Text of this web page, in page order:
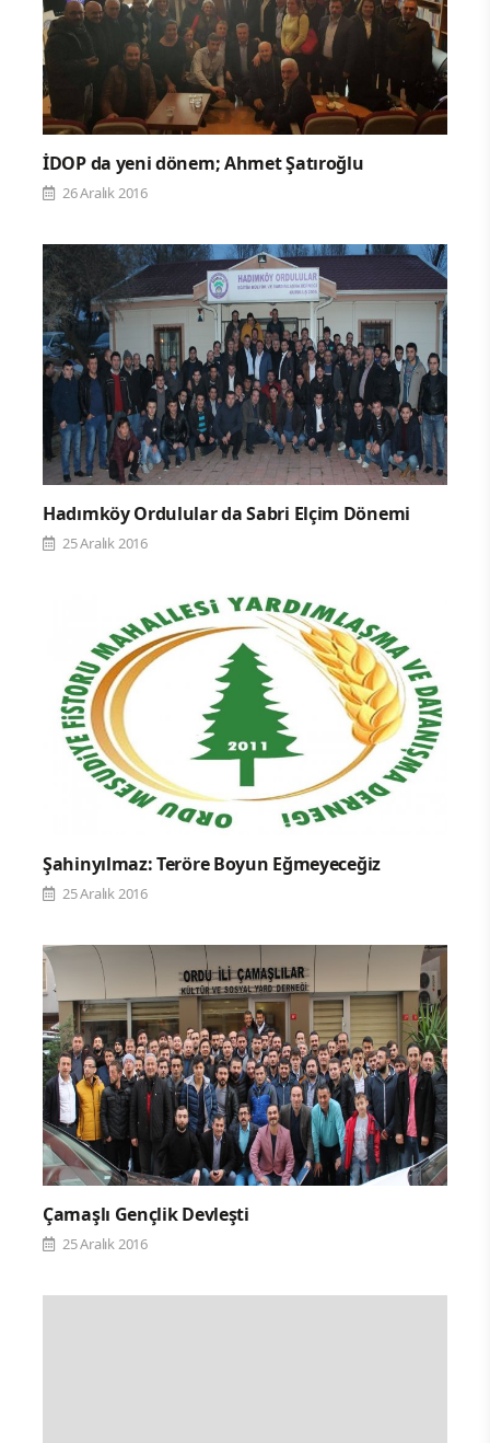
İDOP da yeni dönem; Ahmet Şatıroğlu
26 Aralık 2016
Hadımköy Ordulular da Sabri Elçim Dönemi
25 Aralık 2016
Şahinyılmaz: Teröre Boyun Eğmeyeceğiz
25 Aralık 2016
Çamaşlı Gençlik Devleşti
25 Aralık 2016